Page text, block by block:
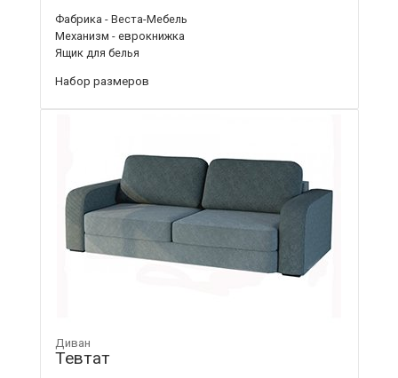
Фабрика - Веста-Мебель
Механизм - еврокнижка
Ящик для белья
Набор размеров
Диван
Тевтат